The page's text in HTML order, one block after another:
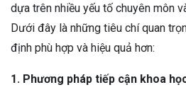
dựa trên nhiều yếu tố chuyên môn
Dưới đây là những tiêu chí quan
định phù hợp và hiệu quả hơn:
1. Phương pháp tiếp cận khoa